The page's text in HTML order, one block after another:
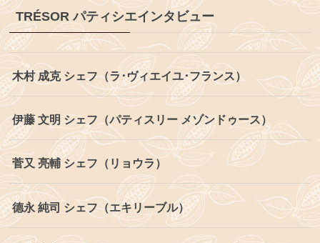
TRÉSOR パティシエインタビュー
木村 成克 シェフ（ラ･ヴィエイユ･フランス）
伊藤 文明 シェフ（パティスリー メゾンドゥース）
菅又 亮輔 シェフ（リョウラ）
德永 純司 シェフ（エキリーブル）